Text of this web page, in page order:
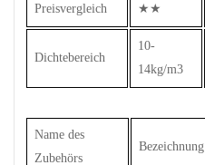
Preisvergleich ★★
Dichtebereich
10-
14kg/m3
Name des
Zubehörs
Bezeichnung